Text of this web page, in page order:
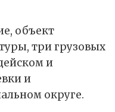
объект
три грузовых
и
и
округе.